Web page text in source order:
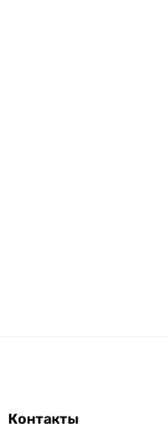
Контакты